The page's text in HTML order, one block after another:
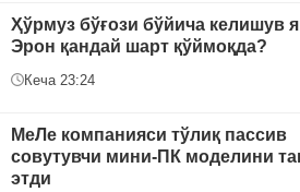
Ҳўрмуз бўғози бўйича келишув
Эрон қандай шарт қўймоқда?
Кеча 23:24
МеЛе компанияси тўлиқ пассив
совутувчи мини-ПК моделини
этди